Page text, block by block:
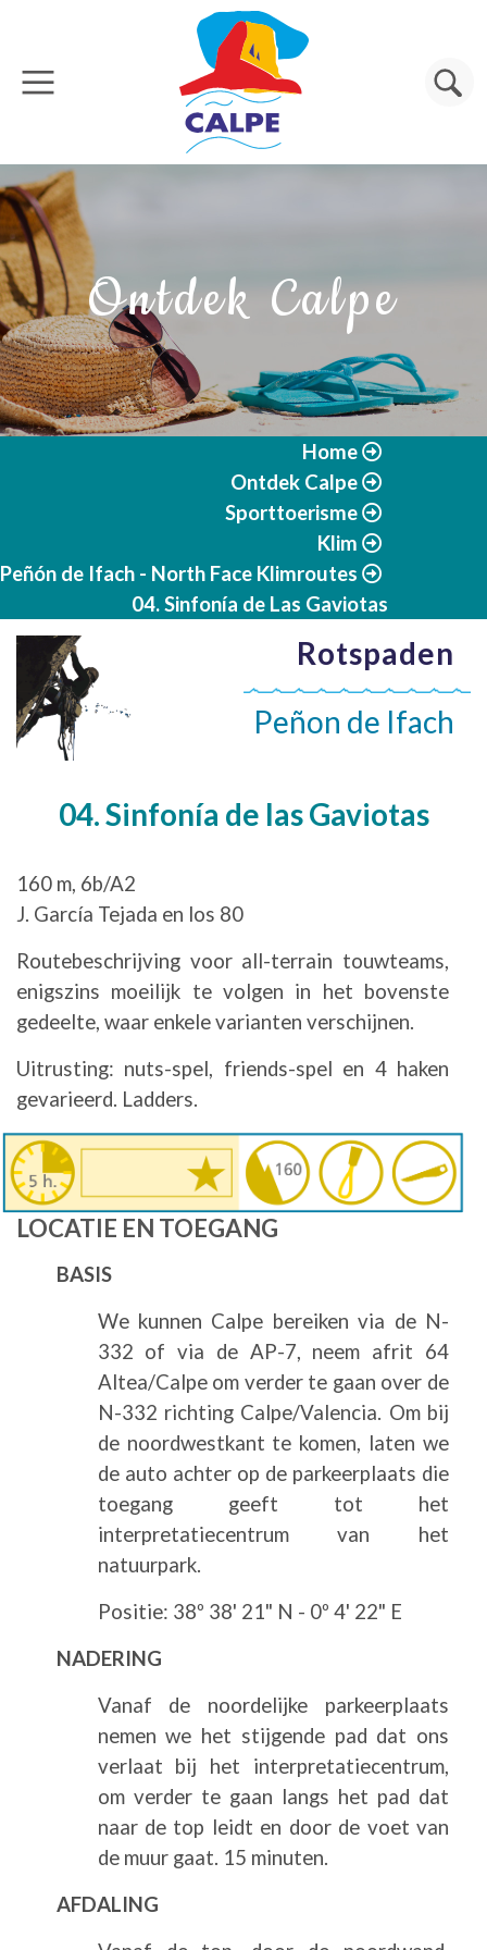
Overslaan en naar de inhoud gaan
Zoeken
Ontdek Calpe
Rotspaden
Peñon de Ifach
Home
Ontdek Calpe
Sporttoerisme
Klim
Peñón de Ifach - North Face Klimroutes
04. Sinfonía de Las Gaviotas
04. Sinfonía de las Gaviotas
160 m, 6b/A2
J. García Tejada en los 80
Routebeschrijving voor all-terrain touwteams,
enigszins moeilijk te volgen in het bovenste
gedeelte, waar enkele varianten verschijnen.
Uitrusting: nuts-spel, friends-spel en 4 haken
gevarieerd. Ladders.
Afbeelding
LOCATIE EN TOEGANG
BASIS
We kunnen Calpe bereiken via de N-
332 of via de AP-7, neem afrit 64
Altea/Calpe om verder te gaan over de
N-332 richting Calpe/Valencia. Om bij
de noordwestkant te komen, laten we
de auto achter op de parkeerplaats die
toegang geeft tot het
interpretatiecentrum van het
natuurpark.
Positie: 38º 38' 21" N - 0º 4' 22" E
NADERING
Vanaf de noordelijke parkeerplaats
nemen we het stijgende pad dat ons
verlaat bij het interpretatiecentrum,
om verder te gaan langs het pad dat
naar de top leidt en door de voet van
de muur gaat. 15 minuten.
AFDALING